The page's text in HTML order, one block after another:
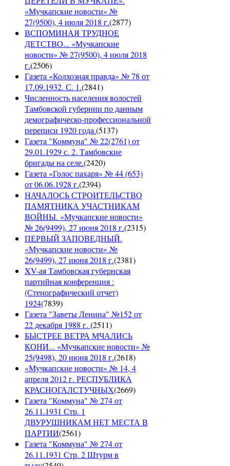
«Мучкапские новости» №
27(9500), 4 июля 2018 г.(2877)
ВСПОМИНАЯ ТРУДНОЕ
ДЕТСТВО... «Мучкапские
новости» № 27(9500), 4 июля 2018
г.(2506)
Газета «Колхозная правда» № 78 от
17.09.1932. С. 1.(2841)
Численность населения волостей
Тамбовской губернии по данным
демографическо-профессиональной
переписи 1920 года.(5137)
Газета "Коммуна" № 22(2761) от
29.01.1929 с. 2. Тамбовские
бригады на селе.(2420)
Газета «Голос пахаря» № 44 (653)
от 06.06.1928 г.(2394)
НАЧАЛОСЬ СТРОИТЕЛЬСТВО
ПАМЯТНИКА УЧАСТНИКАМ
ВОЙНЫ. «Мучкапские новости»
№ 26(9499), 27 июня 2018 г.(2315)
ПЕРВЫЙ ЗАПОВЕДНЫЙ.
«Мучкапские новости» №
26(9499), 27 июня 2018 г.(2381)
XV-ая Тамбовская губернская
партийная конференция :
(Стенографический отчет)
1924(7839)
Газета "Заветы Ленина" №152 от
22 декабря 1988 г. (2511)
БЫСТРЕЕ ВЕТРА МЧАЛИСЬ
КОНИ... «Мучкапские новости» №
25(9498), 20 июня 2018 г.(2618)
«Мучкапские новости» № 14, 4
апреля 2012 г. РЕСПУБЛИКА
КРАСНОГАЛСТУЧНЫХ(2669)
Газета "Коммуна" № 274 от
26.11.1931 Стр. 1
ДВУРУШНИКАМ НЕТ МЕСТА В
ПАРТИИ(2561)
Газета "Коммуна" № 274 от
26.11.1931 Стр. 2 Штурм в